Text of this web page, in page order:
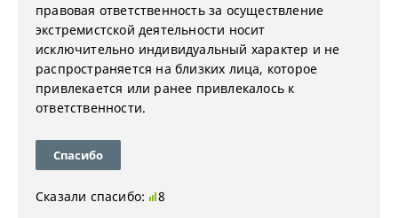
правовая ответственность за осуществление
экстремистской деятельности носит
исключительно индивидуальный характер и не
распространяется на близких лица, которое
привлекается или ранее привлекалось к
ответственности.
Спасибо
Сказали спасибо: 8